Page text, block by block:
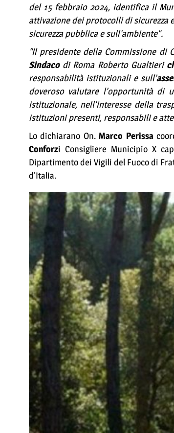
del 15 febbraio 2024, identifica il
attivazione dei protocolli di sicurezza
sicurezza pubblica e sull’ambiente”.
“Il presidente della Commissione di
Sindacodi Roma Roberto Gualtieri
responsabilità istituzionali e sull’
doveroso valutare l’opportunità di
istituzionale, nell’interesse della
istituzioni presenti, responsabili e
Lo dichiarano On.Marco Perissa
Conforzi Consigliere Municipio X
Dipartimento dei Vigili del Fuoco di
d'Italia.